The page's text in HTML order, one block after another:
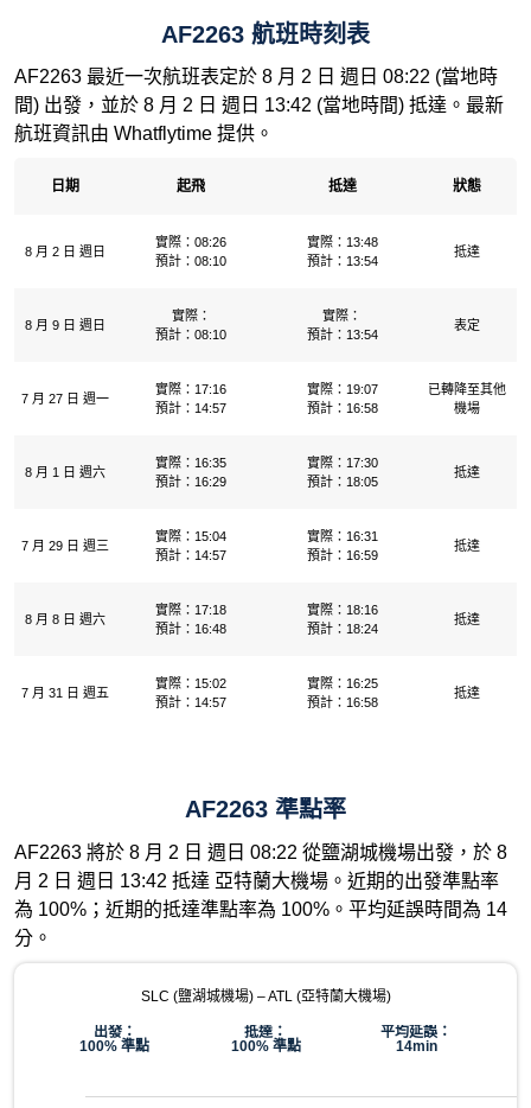
AF2263 航班時刻表
AF2263 最近一次航班表定於 8 月 2 日 週日 08:22 (當地時
間) 出發，並於 8 月 2 日 週日 13:42 (當地時間) 抵達。最新
航班資訊由 Whatflytime 提供。
日期 起飛 抵達 狀態
8 月 2 日 週日
實際：08:26
預計：08:10
實際：13:48
預計：13:54
抵達
8 月 9 日 週日
實際：
預計：08:10
實際：
預計：13:54
表定
7 月 27 日 週一
實際：17:16
預計：14:57
實際：19:07
預計：16:58
已轉降至其他
機場
8 月 1 日 週六
實際：16:35
預計：16:29
實際：17:30
預計：18:05
抵達
7 月 29 日 週三
實際：15:04
預計：14:57
實際：16:31
預計：16:59
抵達
8 月 8 日 週六
實際：17:18
預計：16:48
實際：18:16
預計：18:24
抵達
7 月 31 日 週五
實際：15:02
預計：14:57
實際：16:25
預計：16:58
抵達
AF2263 準點率
AF2263 將於 8 月 2 日 週日 08:22 從鹽湖城機場出發，於 8
月 2 日 週日 13:42 抵達 亞特蘭大機場。近期的出發準點率
為 100%；近期的抵達準點率為 100%。平均延誤時間為 14
分。
SLC (鹽湖城機場) – ATL (亞特蘭大機場)
出發：
100% 準點
抵達：
100% 準點
平均延誤：
14min